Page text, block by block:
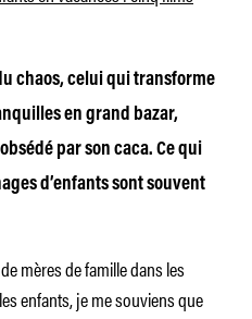
chaos, celui qui transforme
en grand bazar,
par son caca. Ce qui
d’enfants sont souvent
mères de famille dans les
enfants, je me souviens que